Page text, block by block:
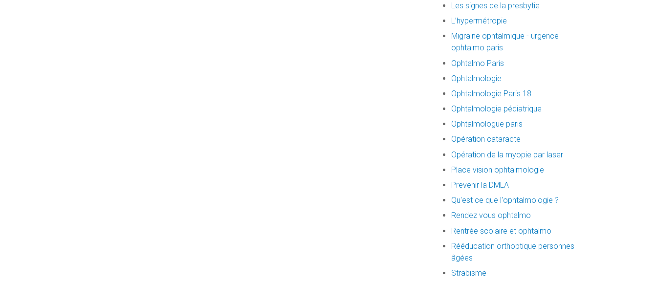
Les signes de la presbytie
L’hypermétropie
Migraine ophtalmique - urgence
ophtalmo paris
Ophtalmo Paris
Ophtalmologie
Ophtalmologie Paris 18
Ophtalmologie pédiatrique
Ophtalmologue paris
Opération cataracte
Opération de la myopie par laser
Place vision ophtalmologie
Prevenir la DMLA
Qu'est ce que l'ophtalmologie ?
Rendez vous ophtalmo
Rentrée scolaire et ophtalmo
Rééducation orthoptique personnes
âgées
Strabisme